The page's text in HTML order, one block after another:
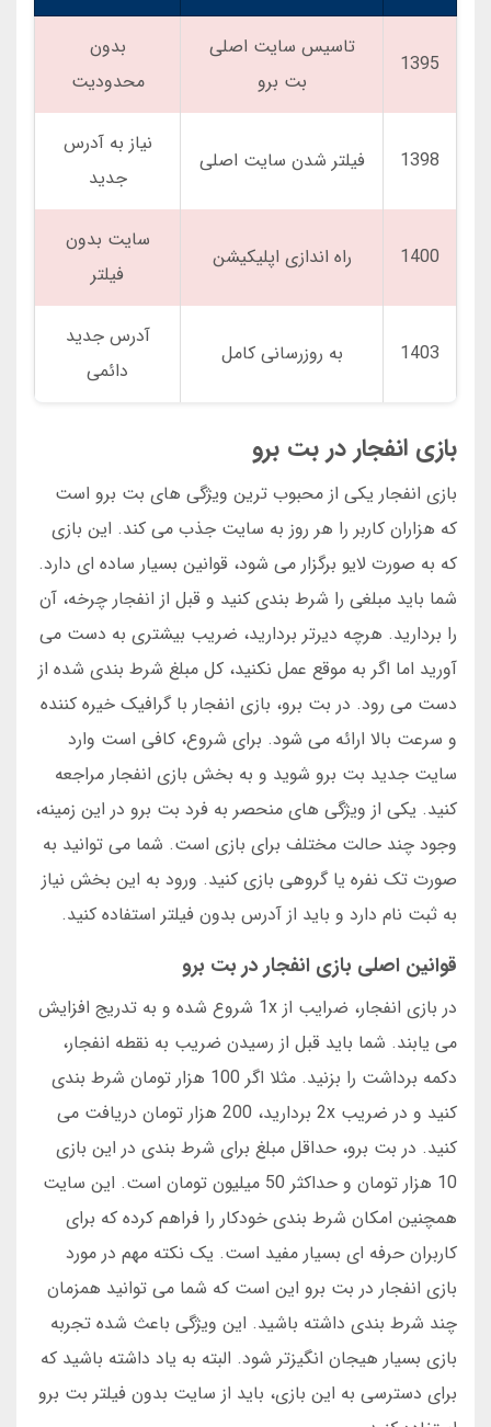
1395
تاسیس سایت اصلی
بت برو
بدون
محدودیت
1398 فیلتر شدن سایت اصلی
نیاز به آدرس
جدید
1400 راه اندازی اپلیکیشن
سایت بدون
فیلتر
1403 به روزرسانی کامل
آدرس جدید
دائمی
بازی انفجار در بت برو
بازی انفجار یکی از محبوب ترین ویژگی های بت برو است
که هزاران کاربر را هر روز به سایت جذب می کند. این بازی
که به صورت لایو برگزار می شود، قوانین بسیار ساده ای دارد.
شما باید مبلغی را شرط بندی کنید و قبل از انفجار چرخه، آن
را بردارید. هرچه دیرتر بردارید، ضریب بیشتری به دست می
آورید اما اگر به موقع عمل نکنید، کل مبلغ شرط بندی شده از
دست می رود. در بت برو، بازی انفجار با گرافیک خیره کننده
و سرعت بالا ارائه می شود. برای شروع، کافی است وارد
سایت جدید بت برو شوید و به بخش بازی انفجار مراجعه
کنید. یکی از ویژگی های منحصر به فرد بت برو در این زمینه،
وجود چند حالت مختلف برای بازی است. شما می توانید به
صورت تک نفره یا گروهی بازی کنید. ورود به این بخش نیاز
به ثبت نام دارد و باید از آدرس بدون فیلتر استفاده کنید.
قوانین اصلی بازی انفجار در بت برو
در بازی انفجار، ضرایب از 1x شروع شده و به تدریج افزایش
می یابند. شما باید قبل از رسیدن ضریب به نقطه انفجار،
دکمه برداشت را بزنید. مثلا اگر 100 هزار تومان شرط بندی
کنید و در ضریب 2x بردارید، 200 هزار تومان دریافت می
کنید. در بت برو، حداقل مبلغ برای شرط بندی در این بازی
10 هزار تومان و حداکثر 50 میلیون تومان است. این سایت
همچنین امکان شرط بندی خودکار را فراهم کرده که برای
کاربران حرفه ای بسیار مفید است. یک نکته مهم در مورد
بازی انفجار در بت برو این است که شما می توانید همزمان
چند شرط بندی داشته باشید. این ویژگی باعث شده تجربه
بازی بسیار هیجان انگیزتر شود. البته به یاد داشته باشید که
برای دسترسی به این بازی، باید از سایت بدون فیلتر بت برو